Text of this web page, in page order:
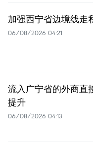
加强西宁省边境线走
06/08/2026 04:21
流入广宁省的外商直
提升
06/08/2026 04:13